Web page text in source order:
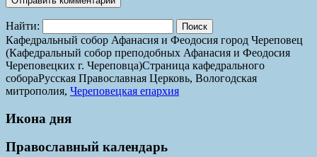
Найти:
Кафедральный собор Афанасия и Феодосия город Череповец
(Кафедральный собор преподобных Афанасия и Феодосия
Череповецких г. Череповца)Страница кафедрального
собораРусская Православная Церковь, Вологодская
митрополия, Череповецкая епархия
Икона дня
Православный календарь